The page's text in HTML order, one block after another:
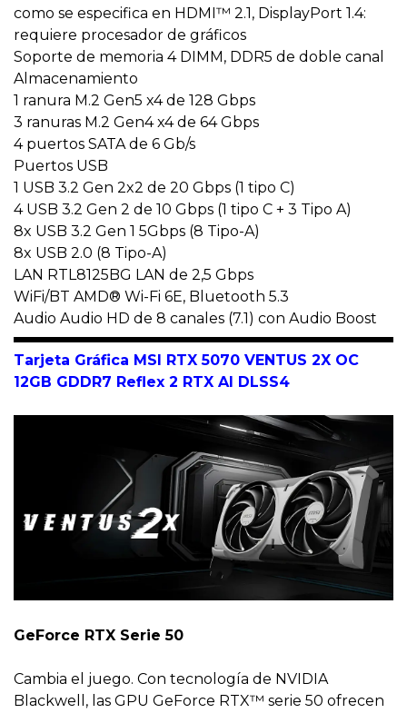
como se especifica en HDMI™ 2.1, DisplayPort 1.4:
requiere procesador de gráficos
Soporte de memoria 4 DIMM, DDR5 de doble canal
Almacenamiento
1 ranura M.2 Gen5 x4 de 128 Gbps
3 ranuras M.2 Gen4 x4 de 64 Gbps
4 puertos SATA de 6 Gb/s
Puertos USB
1 USB 3.2 Gen 2x2 de 20 Gbps (1 tipo C)
4 USB 3.2 Gen 2 de 10 Gbps (1 tipo C + 3 Tipo A)
8x USB 3.2 Gen 1 5Gbps (8 Tipo-A)
8x USB 2.0 (8 Tipo-A)
LAN RTL8125BG LAN de 2,5 Gbps
WiFi/BT AMD® Wi-Fi 6E, Bluetooth 5.3
Audio Audio HD de 8 canales (7.1) con Audio Boost
Tarjeta Gráfica MSI RTX 5070 VENTUS 2X OC
12GB GDDR7 Reflex 2 RTX AI DLSS4
GeForce RTX Serie 50
Cambia el juego. Con tecnología de NVIDIA
Blackwell, las GPU GeForce RTX™ serie 50 ofrecen